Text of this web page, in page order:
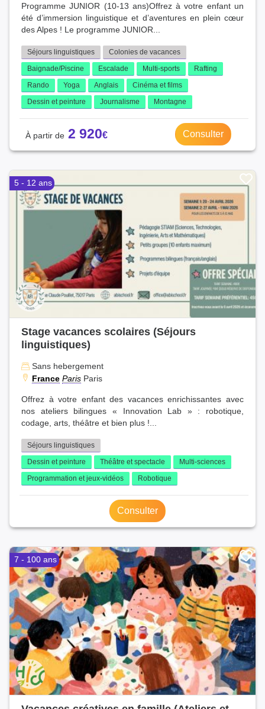
Programme JUNIOR (10-13 ans)Offrez à votre enfant un
été d’immersion linguistique et d’aventures en plein cœur
des Alpes ! Le programme JUNIOR...
Séjours linguistiques
Colonies de vacances
Baignade/Piscine
Escalade Multi-sports
Rafting
Rando
Yoga Anglais
Cinéma et films
Dessin et peinture
Journalisme Montagne
2 920 Consulter
5 - 12 ans
Stage vacances scolaires (Séjours
linguistiques)
Sans hebergement
France Paris Paris
Offrez à votre enfant des vacances enrichissantes avec
nos ateliers bilingues « Innovation Lab » : robotique,
codage, arts, théâtre et bien plus !...
Séjours linguistiques
Dessin et peinture
Théâtre et spectacle
Multi-sciences
Programmation et jeux-vidéos
Robotique
Consulter
7 - 100 ans